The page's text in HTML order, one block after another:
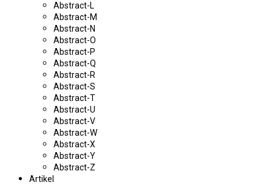
Abstract-L
Abstract-M
Abstract-N
Abstract-O
Abstract-P
Abstract-Q
Abstract-R
Abstract-S
Abstract-T
Abstract-U
Abstract-V
Abstract-W
Abstract-X
Abstract-Y
Abstract-Z
Artikel